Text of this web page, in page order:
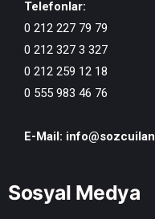
Telefonlar:
0 212 227 79 79
0 212 327 3 327
0 212 259 12 18
0 555 983 46 76
E-Mail:
Sosyal Medya